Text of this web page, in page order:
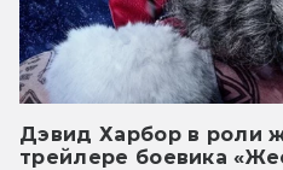
Дэвид Харбор в роли
трейлере боевика